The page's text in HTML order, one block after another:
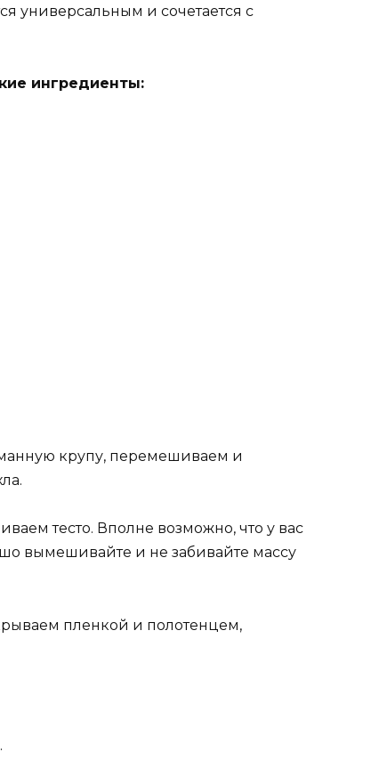
универсальным и сочетается с
ингредиенты:
крупу, перемешиваем и
тесто. Вполне возможно, что у вас
вымешивайте и не забивайте массу
пленкой и полотенцем,